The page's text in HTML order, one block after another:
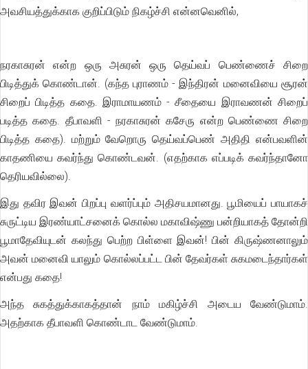
அவசியத்துக்காக குறிப்பிடும் நிகழ்ச்சி என்னவெனில்,
நரகாசுரன் என்ற ஒரு அசுரன் ஒரு தெய்வப் பெண்ணைச் சிறை
பிடித்துக் கொண்டான். (கந்த புராணம் - இந்திரன் மனைவியை சூரன்
சிறைப் பிடித்த கதை. இராமாயணம் - சீதையை இராவணன் சிறைப்
படித்த கதை. தீபாவளி - நரகாசுரன் கசேரு என்ற பெண்ணை சிறை
பிடித்த கதை). மற்றும் வேறொரு தெய்வப்பெண் அதிதி என்பவளின்
காதணியை கவர்ந்து கொண்டவன். (எதற்காக எப்படிக் கவர்ந்தானோ
தெரியவில்லை).
இது தவிர இவன் பிறப்பு வளர்ப்பும் அதிசயமானது. பூமியைப் பாயாகச்
சுருட்டிய இரண்யாட்சனைக் கொல்ல மகாவிஷ்ணு பன்றியாகத் தோன்றி
பூமாதேவியுடன் கலந்து பெற்ற பிள்ளை இவன்! பின் கிருஷ்ணனாலும்
அவன் மனைவி யாலும் கொல்லப்பட்ட பின் தேவர்கள் சுகமடைந்தார்கள்
என்பது கதை!
அந்த சுகத்துக்காகத்தான் நாம் மகிழ்ச்சி அடைய வேண்டுமாம்.
அதற்காக தீபாவளி கொண்டாட வேண்டுமாம்.